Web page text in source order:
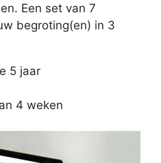
Een set van 7
begroting(en) in 3
5 jaar
4 weken